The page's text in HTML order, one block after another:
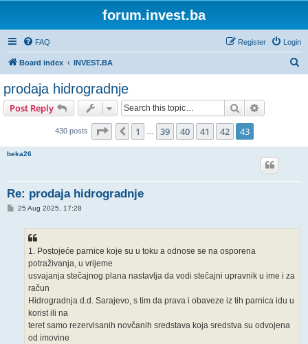
forum.invest.ba
FAQ Login
Register
Board index INVEST.BA
prodaja hidrogradnje
Post Reply Search
430 posts Page 43 of 43
Previous
1 39 40 41 42 43
beka26
Re: prodaja hidrogradnje
P25 Aug 2025, 17:28
1. Postojeće parnice koje su u toku a odnose se na osporena
potraživanja, u vrijeme
usvajanja stečajnog plana nastavlja da vodi stečajni upravnik u ime i za
račun
Hidrogradnja d.d. Sarajevo, s tim da prava i obaveze iz tih parnica idu u
korist ili na
teret samo rezervisanih novčanih sredstava koja sredstva su odvojena
od imovine